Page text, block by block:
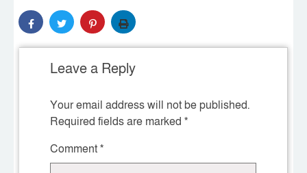
Leave a Reply
Your email address will not be published.
Required fields are marked *
Comment*